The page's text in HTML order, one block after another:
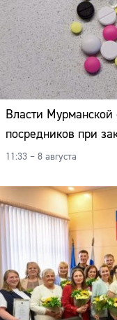
Власти Мурманской
посредников при
11:33 – 8 августа